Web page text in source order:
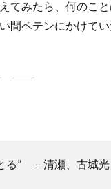
てみたら、何のこ
間ペテンにかけて
――
る” －清瀬、古城光